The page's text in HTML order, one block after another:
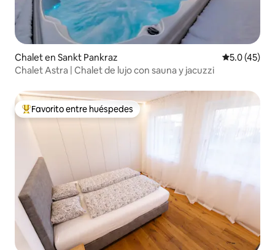
Chalet en Sankt Pankraz Calificación
5.0 (45)
Chalet Astra | Chalet de lujo con sauna y jacuzzi
De los mejores en Favorito entre huéspedes
Favorito entre huéspedes